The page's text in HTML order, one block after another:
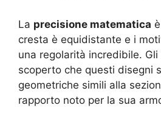
La precisione matematica
cresta è equidistante e i
una regolarità incredibile.
scoperto che questi disegni
geometriche simili alla
rapporto noto per la sua